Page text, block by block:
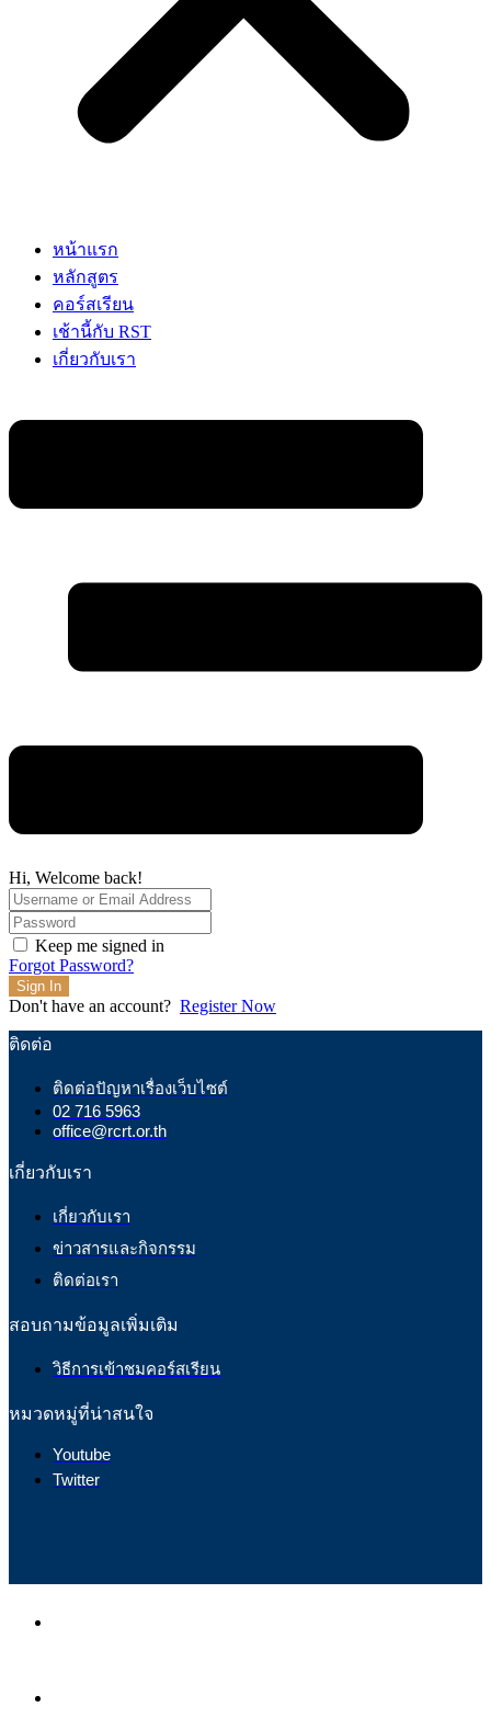
หน้าแรก
หลักสูตร
คอร์สเรียน
เช้านี้กับ RST
เกี่ยวกับเรา
Hi, Welcome back!
Keep me signed in
Forgot Password?
Sign In
Don't have an account? Register Now
ติดต่อ
ติดต่อปัญหาเรื่องเว็บไซต์
02 716 5963
office@rcrt.or.th
เกี่ยวกับเรา
เกี่ยวกับเรา
ข่าวสารและกิจกรรม
ติดต่อเรา
สอบถามข้อมูลเพิ่มเติม
วิธีการเข้าชมคอร์สเรียน
หมวดหมู่ที่น่าสนใจ
Youtube
Twitter